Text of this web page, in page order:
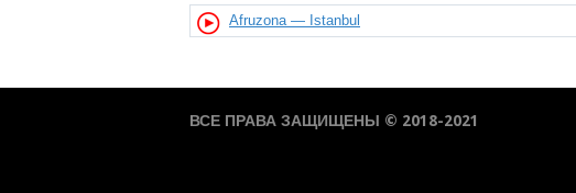
Afruzona — Istanbul
ВСЕ ПРАВА ЗАЩИЩЕНЫ © 2018-2021